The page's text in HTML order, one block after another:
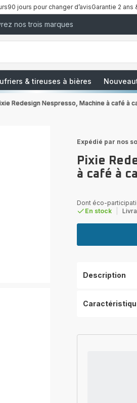
90 jours pour changer d’avisGarantie 2 ans
nos trois marques
& tireuses à bières
Redesign Nespresso, Machine à café à
Expédié par nos
Pixie
à café à
Dont éco-
En stock
Description